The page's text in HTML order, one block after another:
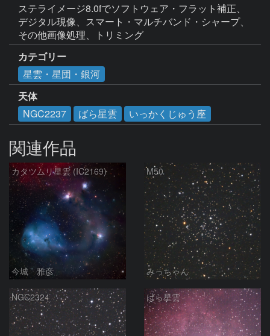
ステライメージ8.0fでソフトウェア・フラット補正、
デジタル現像、スマート・マルチバンド・シャープ、
その他画像処理、トリミング
カテゴリー
星雲・星団・銀河
天体
NGC2237
ばら星雲 いっかくじゅう座
関連作品
カタツムリ星雲 (IC2169)
今城 雅彦
M50
みっちゃん
NGC2324 ばら星雲